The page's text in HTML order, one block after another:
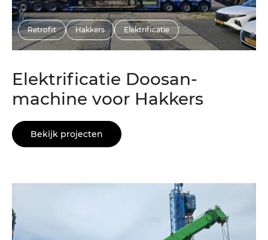
Retrofit Hakkers Elektrificatie
Elektrificatie Doosan-
machine voor Hakkers
Bekijk projecten